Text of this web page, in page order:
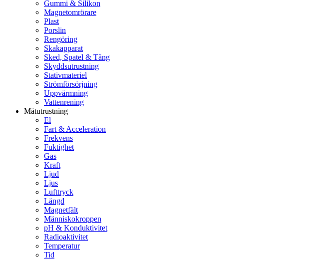
Gummi & Silikon
Magnetomrörare
Plast
Porslin
Rengöring
Skakapparat
Sked, Spatel & Tång
Skyddsutrustning
Stativmateriel
Strömförsörjning
Uppvärmning
Vattenrening
Mätutrustning
El
Fart & Acceleration
Frekvens
Fuktighet
Gas
Kraft
Ljud
Ljus
Lufttryck
Längd
Magnetfält
Människokroppen
pH & Konduktivitet
Radioaktivitet
Temperatur
Tid